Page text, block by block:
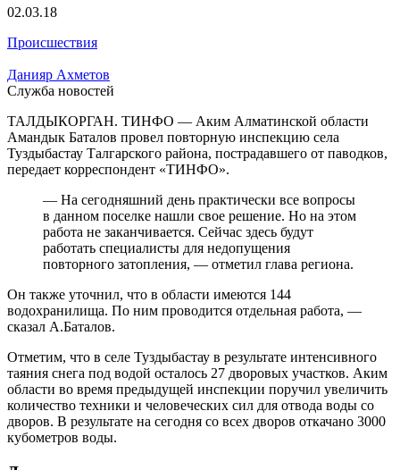
02.03.18
Происшествия
Данияр Ахметов
Служба новостей
ТАЛДЫКОРГАН. ТИНФО — Аким Алматинской области
Амандык Баталов провел повторную инспекцию села
Туздыбастау Талгарского района, пострадавшего от паводков,
передает корреспондент «ТИНФО».
— На сегодняшний день практически все вопросы
в данном поселке нашли свое решение. Но на этом
работа не заканчивается. Сейчас здесь будут
работать специалисты для недопущения
повторного затопления, — отметил глава региона.
Он также уточнил, что в области имеются 144
водохранилища. По ним проводится отдельная работа, —
сказал А.Баталов.
Отметим, что в селе Туздыбастау в результате интенсивного
таяния снега под водой осталось 27 дворовых участков. Аким
области во время предыдущей инспекции поручил увеличить
количество техники и человеческих сил для отвода воды со
дворов. В результате на сегодня со всех дворов откачано 3000
кубометров воды.